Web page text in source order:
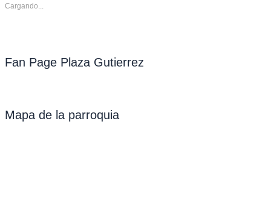
Cargando...
Fan Page Plaza Gutierrez
Mapa de la parroquia